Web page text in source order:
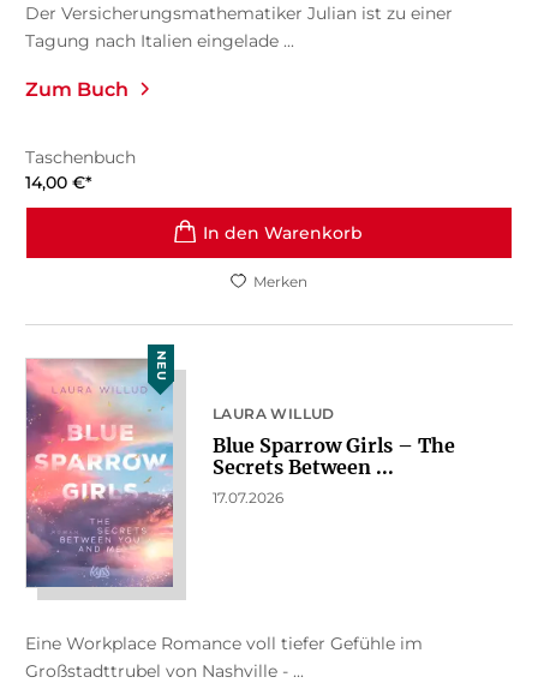
Der Versicherungsmathematiker Julian ist zu einer
Tagung nach Italien eingelade ...
Zum Buch
Taschenbuch
14,00 €*
In den Warenkorb
Merken
NEU
LAURA WILLUD
Blue Sparrow Girls – The
Secrets Between ...
17.07.2026
Eine Workplace Romance voll tiefer Gefühle im
Großstadttrubel von Nashville - ...